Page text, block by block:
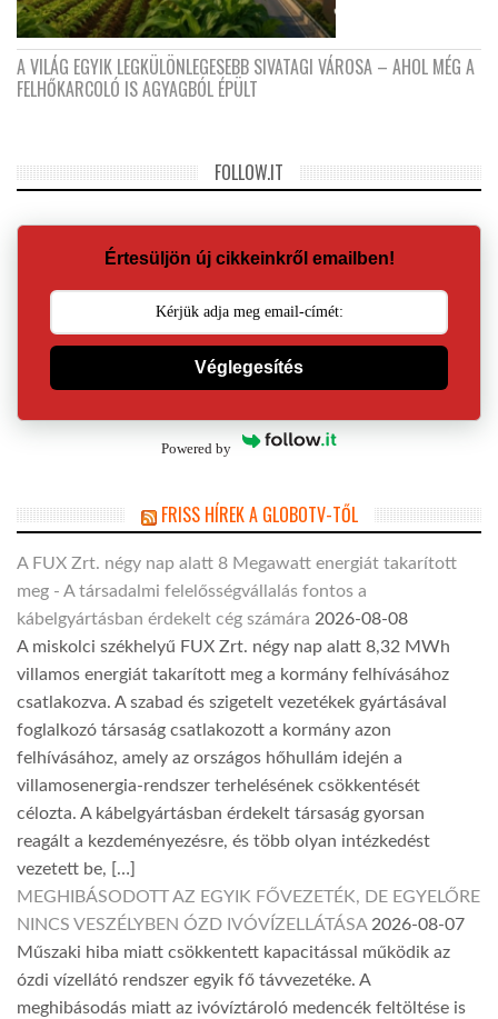
A VILÁG EGYIK LEGKÜLÖNLEGESEBB SIVATAGI VÁROSA – AHOL MÉG A
FELHŐKARCOLÓ IS AGYAGBÓL ÉPÜLT
FOLLOW.IT
Értesüljön új cikkeinkről emailben!
Véglegesítés
Powered by
FRISS HÍREK A GLOBOTV-TŐL
A FUX Zrt. négy nap alatt 8 Megawatt energiát takarított
meg - A társadalmi felelősségvállalás fontos a
kábelgyártásban érdekelt cég számára 2026-08-08
A miskolci székhelyű FUX Zrt. négy nap alatt 8,32 MWh
villamos energiát takarított meg a kormány felhívásához
csatlakozva. A szabad és szigetelt vezetékek gyártásával
foglalkozó társaság csatlakozott a kormány azon
felhívásához, amely az országos hőhullám idején a
villamosenergia-rendszer terhelésének csökkentését
célozta. A kábelgyártásban érdekelt társaság gyorsan
reagált a kezdeményezésre, és több olyan intézkedést
vezetett be, […]
MEGHIBÁSODOTT AZ EGYIK FŐVEZETÉK, DE EGYELŐRE
NINCS VESZÉLYBEN ÓZD IVÓVÍZELLÁTÁSA 2026-08-07
Műszaki hiba miatt csökkentett kapacitással működik az
ózdi vízellátó rendszer egyik fő távvezetéke. A
meghibásodás miatt az ivóvíztároló medencék feltöltése is